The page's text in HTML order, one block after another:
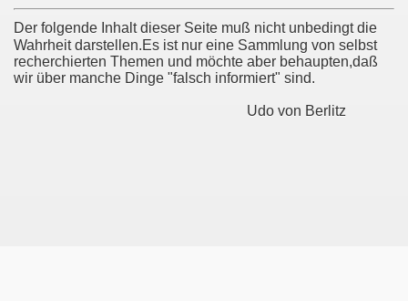
Der folgende Inhalt dieser Seite muß nicht unbedingt die
Wahrheit darstellen.Es ist nur eine Sammlung von selbst
recherchierten Themen und möchte aber behaupten,daß
wir über manche Dinge "falsch informiert" sind.
Udo von Berlitz